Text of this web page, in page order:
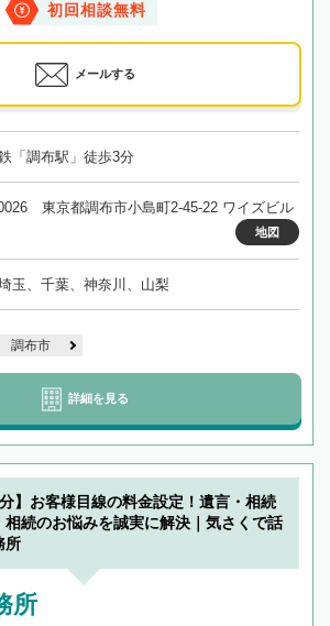
初回相談無料
メールする
「調布駅」徒歩3分
東京都調布市小島町2-45-22 ワイズビル
地図
玉、千葉、神奈川、山梨
調布市
詳細を見る
】お客様目線の料金設定！遺言・相続
相続のお悩みを誠実に解決｜気さくで話
所
所